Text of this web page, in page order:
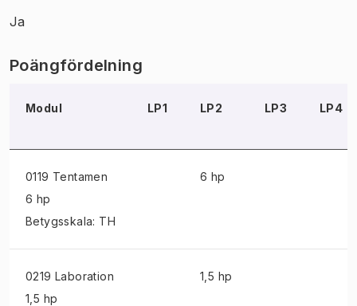
Ja
Poängfördelning
Modul LP1 LP2 LP3 LP4
0119 Tentamen
6 hp
Betygsskala: TH
6 hp
0219 Laboration
1,5 hp
1,5 hp